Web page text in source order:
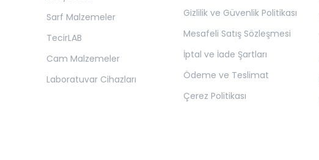
Sarf Malzemeler
TecirLAB
Cam Malzemeler
Laboratuvar Cihazları
Gizlilik ve Güvenlik Politikası
Mesafeli Satış Sözleşmesi
İptal ve İade Şartları
Ödeme ve Teslimat
Çerez Politikası